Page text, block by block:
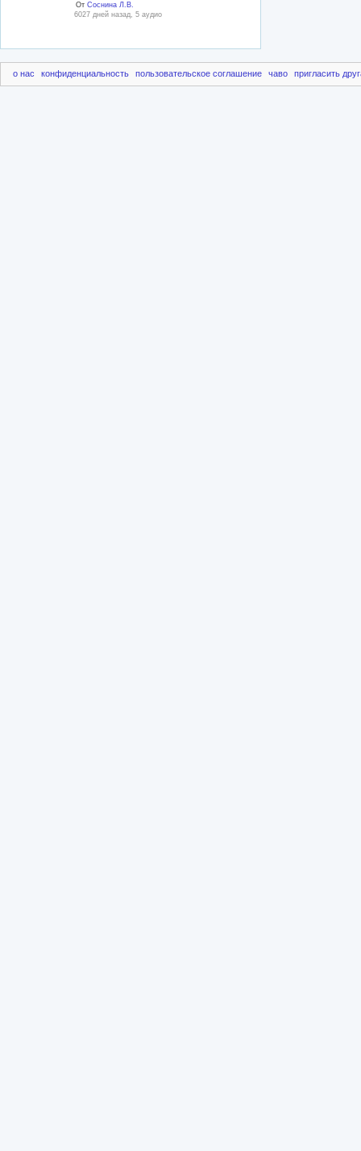
От Соснина Л.В.
6027 дней назад, 5 аудио
о нас конфиденциальность пользовательское соглашение чаво пригласить